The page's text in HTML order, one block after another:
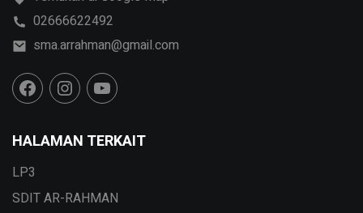
02666622492
sma.arrahman@gmail.com
HALAMAN TERKAIT
LP3
SDIT AR-RAHMAN